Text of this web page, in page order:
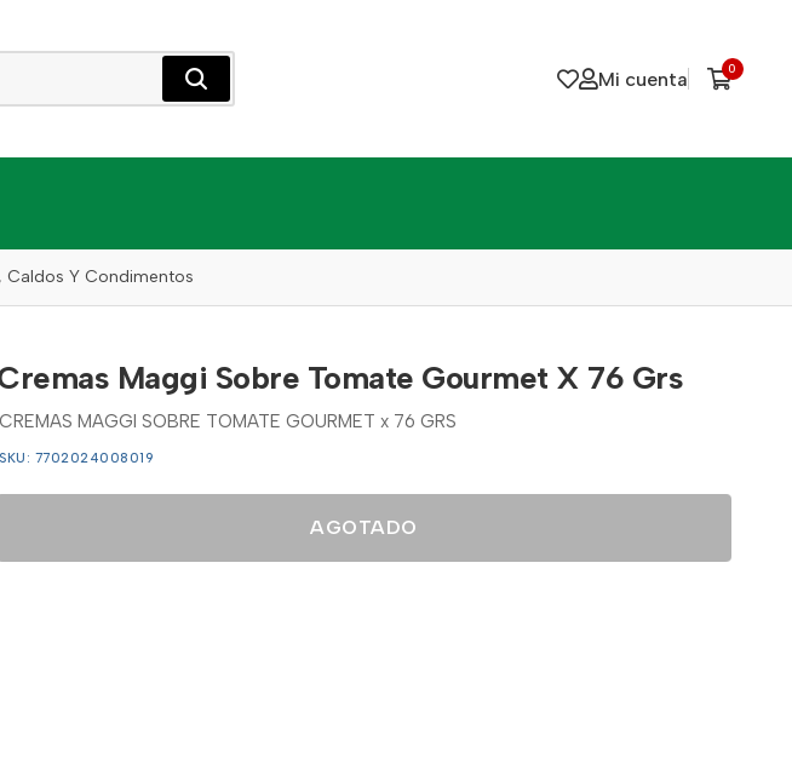
Mi cuenta 0
Caldos Y Condimentos
Maggi Sobre Tomate Gourmet X 76 Grs
CREMAS MAGGI SOBRE TOMATE GOURMET x 76 GRS
SKU: 7702024008019
AGOTADO